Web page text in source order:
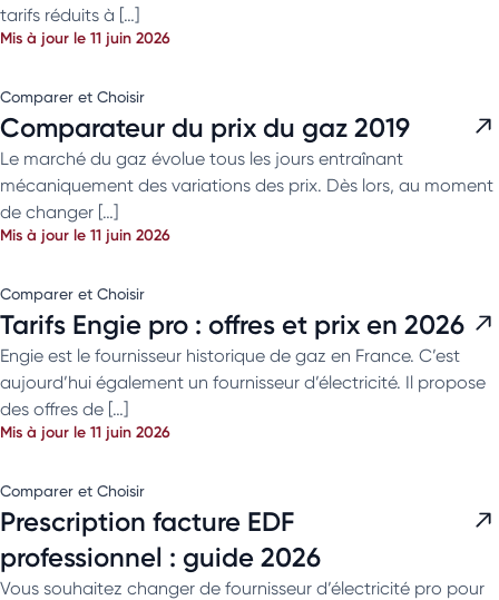
tarifs réduits à […]
Mis à jour le 11 juin 2026
Comparer et Choisir
Comparateur du prix du gaz 2019
Le marché du gaz évolue tous les jours entraînant
mécaniquement des variations des prix. Dès lors, au moment
de changer […]
Mis à jour le 11 juin 2026
Comparer et Choisir
Tarifs Engie pro : offres et prix en 2026
Engie est le fournisseur historique de gaz en France. C’est
aujourd’hui également un fournisseur d’électricité. Il propose
des offres de […]
Mis à jour le 11 juin 2026
Comparer et Choisir
Prescription facture EDF
professionnel : guide 2026
Vous souhaitez changer de fournisseur d’électricité pro pour